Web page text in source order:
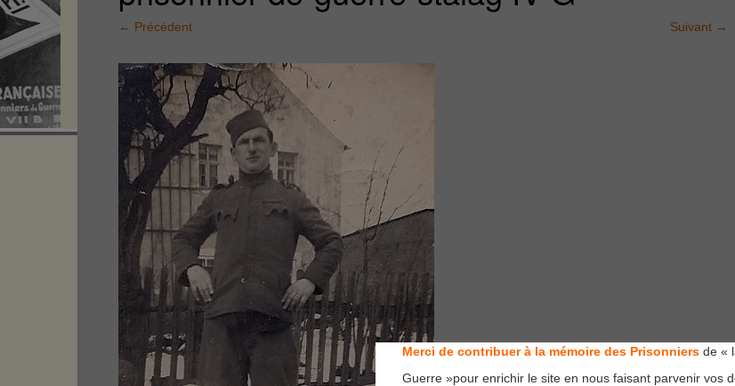
← Précédent Suivant →
Merci de contribuer à la mémoire des Prisonniers de «
Guerre »pour enrichir le site en nous faisant parvenir vos